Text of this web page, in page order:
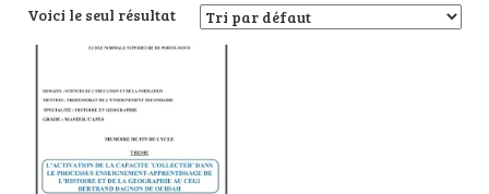
Voici le seul résultat